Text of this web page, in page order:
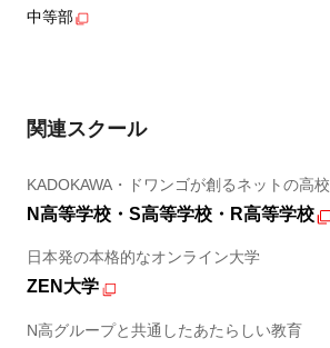
中等部
関連スクール
KADOKAWA・ドワンゴが創るネットの高校
N高等学校・S高等学校・R高等学校
日本発の本格的なオンライン大学
ZEN大学
N高グループと共通したあたらしい教育